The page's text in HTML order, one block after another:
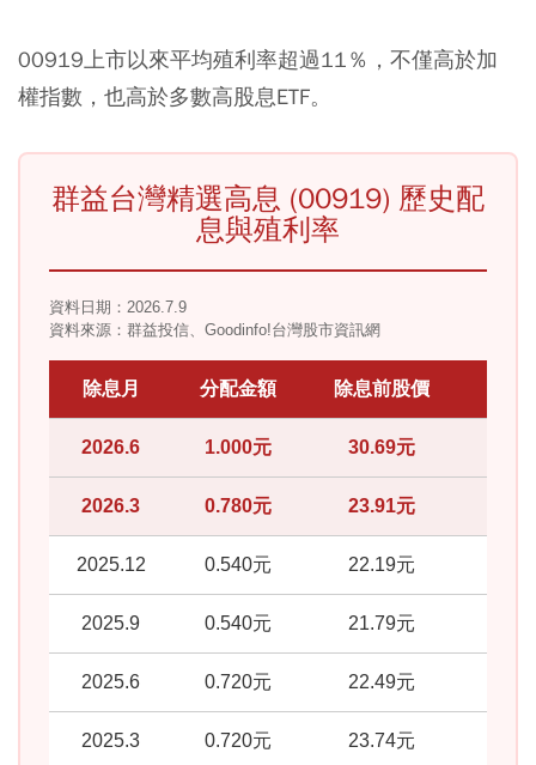
00919上市以來平均殖利率超過11％，不僅高於加
權指數，也高於多數高股息ETF。
群益台灣精選高息 (00919) 歷史配
息與殖利率
資料日期：2026.7.9
資料來源：群益投信、Goodinfo!台灣股市資訊網
除息月 分配金額 除息前股價
2026.6 1.000元 30.69元
2026.3 0.780元 23.91元
2025.12 0.540元 22.19元
2025.9 0.540元 21.79元
2025.6 0.720元 22.49元
2025.3 0.720元 23.74元